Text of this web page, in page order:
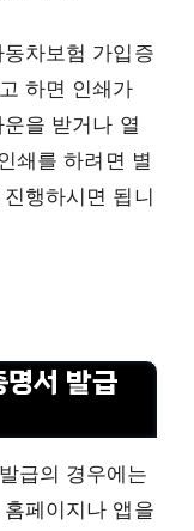
차보험 가입증
하면 인쇄가
을 받거나 열
쇄를 하려면 별
행하시면 됩니
명서 발급
급의 경우에는
페이지나 앱을